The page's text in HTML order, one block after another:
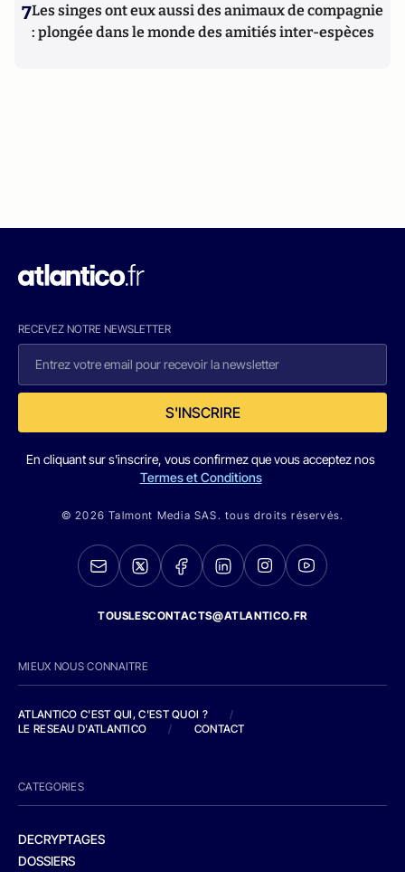
7Les singes ont eux aussi des animaux de compagnie
: plongée dans le monde des amitiés inter-espèces
RECEVEZ NOTRE NEWSLETTER
S'INSCRIRE
En cliquant sur s'inscrire, vous confirmez que vous acceptez nos
Termes et Conditions
© 2026 Talmont Media SAS. tous droits réservés.
TOUSLESCONTACTS@ATLANTICO.FR
MIEUX NOUS CONNAITRE
ATLANTICO C'EST QUI, C'EST QUOI ?
/
LE RESEAU D'ATLANTICO
/ CONTACT
CATEGORIES
DECRYPTAGES
DOSSIERS